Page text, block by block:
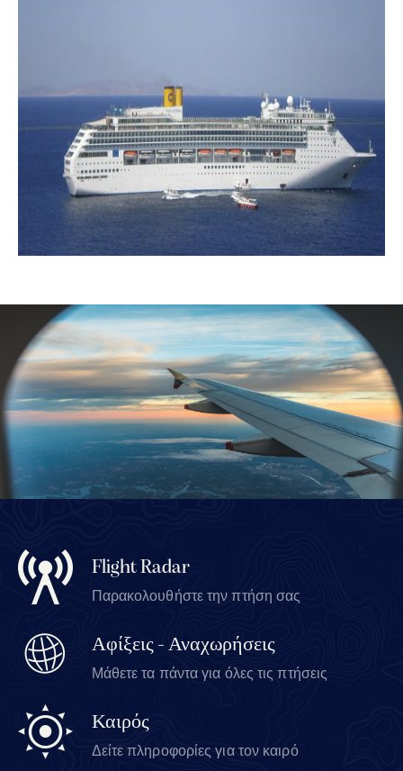
Flight Radar
Παρακολουθήστε την πτήση σας
Αφίξεις - Αναχωρήσεις
Μάθετε τα πάντα για όλες τις πτήσεις
Καιρός
Δείτε πληροφορίες για τον καιρό